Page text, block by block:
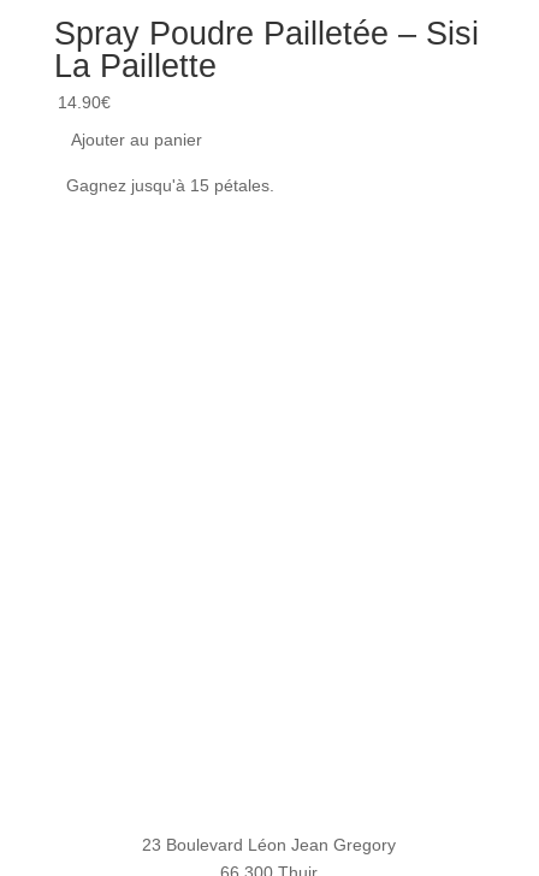
Spray Poudre Pailletée – Sisi
La Paillette
14.90€
Ajouter au panier
Gagnez jusqu'à 15 pétales.
23 Boulevard Léon Jean Gregory